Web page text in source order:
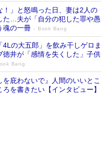
！」と怒鳴った日、妻は2人の
た…夫が「自分の犯した罪や愚
魂の一冊
Book Bang
4Lの大五郎」を飲み干しゲロま
井が「感情を失くした」子供
Bang
庇わないで』人間のいいとこ
を書きたい【インタビュー】